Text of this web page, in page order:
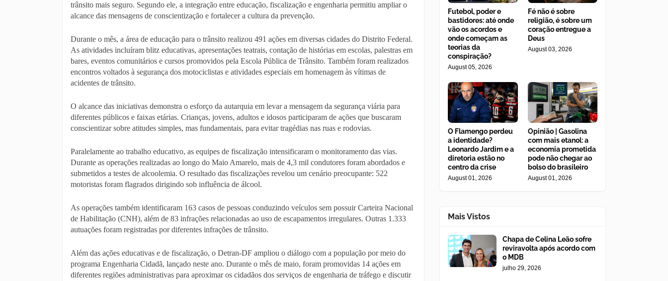
trânsito mais seguro. Segundo ele, a integração entre educação, fiscalização e engenharia permitiu ampliar o
alcance das mensagens de conscientização e fortalecer a cultura da prevenção.
Durante o mês, a área de educação para o trânsito realizou 491 ações em diversas cidades do Distrito Federal.
As atividades incluíram blitz educativas, apresentações teatrais, contação de histórias em escolas, palestras em
bares, eventos comunitários e cursos promovidos pela Escola Pública de Trânsito. Também foram realizados
encontros voltados à segurança dos motociclistas e atividades especiais em homenagem às vítimas de
acidentes de trânsito.
O alcance das iniciativas demonstra o esforço da autarquia em levar a mensagem da segurança viária para
diferentes públicos e faixas etárias. Crianças, jovens, adultos e idosos participaram de ações que buscaram
conscientizar sobre atitudes simples, mas fundamentais, para evitar tragédias nas ruas e rodovias.
Paralelamente ao trabalho educativo, as equipes de fiscalização intensificaram o monitoramento das vias.
Durante as operações realizadas ao longo do Maio Amarelo, mais de 4,3 mil condutores foram abordados e
submetidos a testes de alcoolemia. O resultado das fiscalizações revelou um cenário preocupante: 522
motoristas foram flagrados dirigindo sob influência de álcool.
As operações também identificaram 163 casos de pessoas conduzindo veículos sem possuir Carteira Nacional
de Habilitação (CNH), além de 83 infrações relacionadas ao uso de escapamentos irregulares. Outras 1.333
autuações foram registradas por diferentes infrações de trânsito.
Além das ações educativas e de fiscalização, o Detran-DF ampliou o diálogo com a população por meio do
programa Engenharia Cidadã, lançado neste ano. Durante o mês de maio, foram promovidas 14 ações em
diferentes regiões administrativas para aproximar os cidadãos dos serviços de engenharia de tráfego e discutir
Futebol, poder e
bastidores: até onde
vão os acordos e
onde começam as
teorias da
conspiração?
August 05, 2026
Fé não é sobre
religião, é sobre um
coração entregue a
Deus
August 03, 2026
O Flamengo perdeu
a identidade?
Leonardo Jardim e a
diretoria estão no
centro da crise
August 01, 2026
Opinião | Gasolina
com mais etanol: a
economia prometida
pode não chegar ao
bolso do brasileiro
August 01, 2026
Mais Vistos
Chapa de Celina Leão sofre
reviravolta após acordo com
o MDB
julho 29, 2026